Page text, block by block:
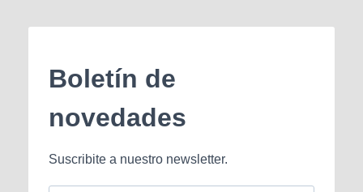
Boletín de
novedades
Suscribite a nuestro newsletter.